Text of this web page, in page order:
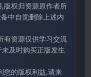
版权归资源原作者所
中自觉删除上述内
有资源仅供学习交流
及时购买正版发生
您的版权利益,请来